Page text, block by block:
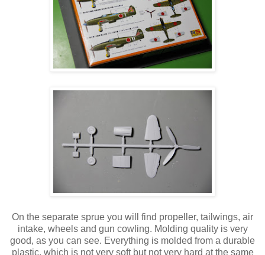
On the separate sprue you will find propeller, tailwings, air
intake, wheels and gun cowling. Molding quality is very
good, as you can see. Everything is molded from a durable
plastic, which is not very soft but not very hard at the same